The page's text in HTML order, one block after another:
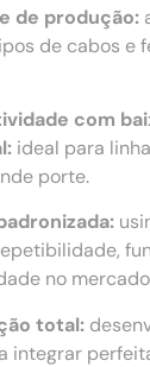
de produção:
de cabos e
com
ideal para
porte.
no
total:
integrar